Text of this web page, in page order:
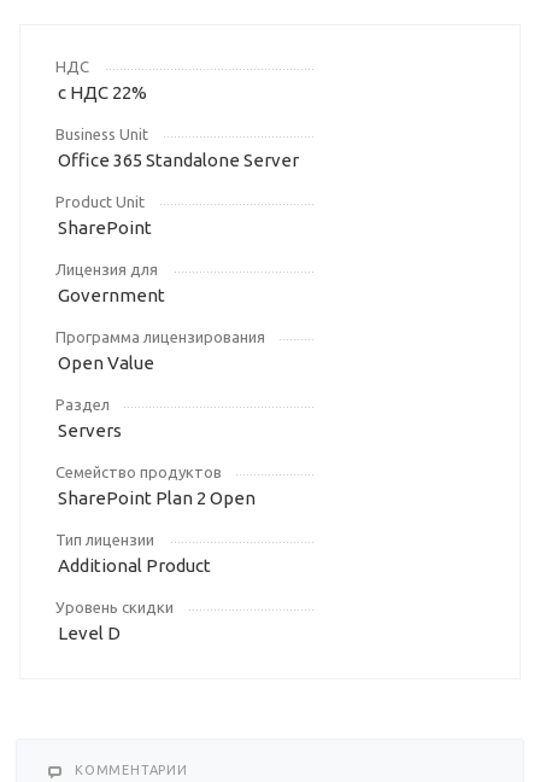
НДС
с НДС 22%
Business Unit
Office 365 Standalone Server
Product Unit
SharePoint
Лицензия для
Government
Программа лицензирования
Open Value
Раздел
Servers
Семейство продуктов
SharePoint Plan 2 Open
Тип лицензии
Additional Product
Уровень скидки
Level D
КОММЕНТАРИИ